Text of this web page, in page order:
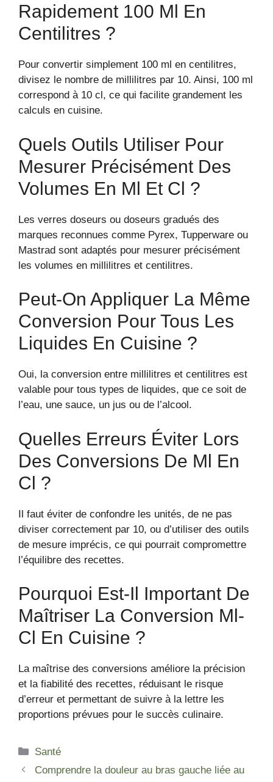
Rapidement 100 Ml En
Centilitres ?
Pour convertir simplement 100 ml en centilitres,
divisez le nombre de millilitres par 10. Ainsi, 100 ml
correspond à 10 cl, ce qui facilite grandement les
calculs en cuisine.
Quels Outils Utiliser Pour
Mesurer Précisément Des
Volumes En Ml Et Cl ?
Les verres doseurs ou doseurs gradués des
marques reconnues comme Pyrex, Tupperware ou
Mastrad sont adaptés pour mesurer précisément
les volumes en millilitres et centilitres.
Peut-On Appliquer La Même
Conversion Pour Tous Les
Liquides En Cuisine ?
Oui, la conversion entre millilitres et centilitres est
valable pour tous types de liquides, que ce soit de
l’eau, une sauce, un jus ou de l’alcool.
Quelles Erreurs Éviter Lors
Des Conversions De Ml En
Cl ?
Il faut éviter de confondre les unités, de ne pas
diviser correctement par 10, ou d’utiliser des outils
de mesure imprécis, ce qui pourrait compromettre
l’équilibre des recettes.
Pourquoi Est-Il Important De
Maîtriser La Conversion Ml-
Cl En Cuisine ?
La maîtrise des conversions améliore la précision
et la fiabilité des recettes, réduisant le risque
d’erreur et permettant de suivre à la lettre les
proportions prévues pour le succès culinaire.
Catégories
Santé
Comprendre la douleur au bras gauche liée au